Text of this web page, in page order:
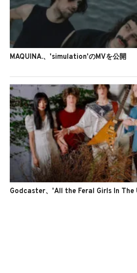
MAQUINA.、'simulation'のMVを公開
Godcaster、'All the Feral Girls In The